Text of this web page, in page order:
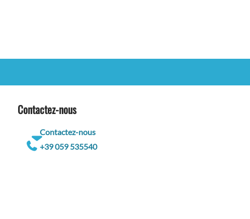
Contactez-nous
Contactez-nous
+39 059 535540